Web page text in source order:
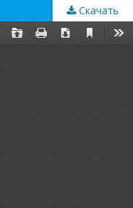
Скачать